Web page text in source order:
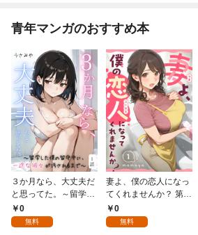
青年マンガのおすすめ本
３か月なら、大丈夫だ
と思ってた。～留学し
た僕の留守中に、一途
な彼女が汚されるまで
0
無料
妻よ、僕の恋人になっ
てくれませんか？ 第1
話0
無料